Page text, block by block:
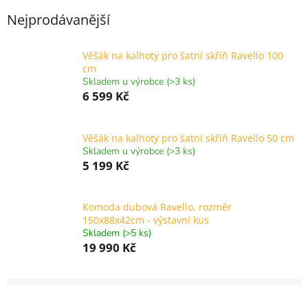
Nejprodávanější
Věšák na kalhoty pro šatní skříň Ravello 100
cm
Skladem u výrobce (>3 ks)
6 599 Kč
Věšák na kalhoty pro šatní skříň Ravello 50 cm
Skladem u výrobce (>3 ks)
5 199 Kč
Komoda dubová Ravello, rozměr
150x88x42cm - výstavní kus
Skladem (>5 ks)
19 990 Kč